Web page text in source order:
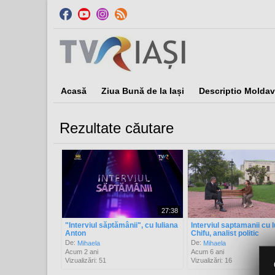
Acasă Ziua Bună de la Iași Descriptio
Rezultate căutare
27:38
"Interviul săptămânii", cu Iuliana
Anton
De: Mihaela
Acum 2 ani
Vizualizări: 51
Interviul saptamanii cu
Chifu, analist politic
De: Mihaela
Acum 6 ani
Vizualizări: 16